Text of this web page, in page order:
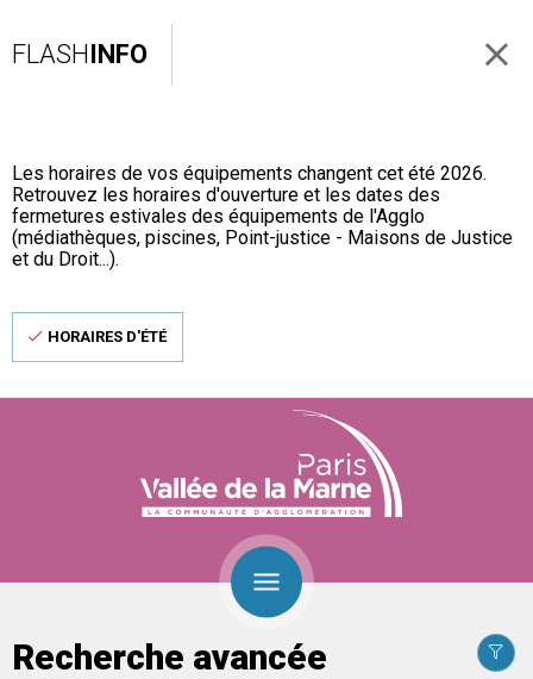
FLASHINFO
Les horaires de vos équipements changent cet été 2026.
Retrouvez les horaires d'ouverture et les dates des
fermetures estivales des équipements de l'Agglo
(médiathèques, piscines, Point-justice - Maisons de Justice
et du Droit...).
HORAIRES D'ÉTÉ
Recherche avancée